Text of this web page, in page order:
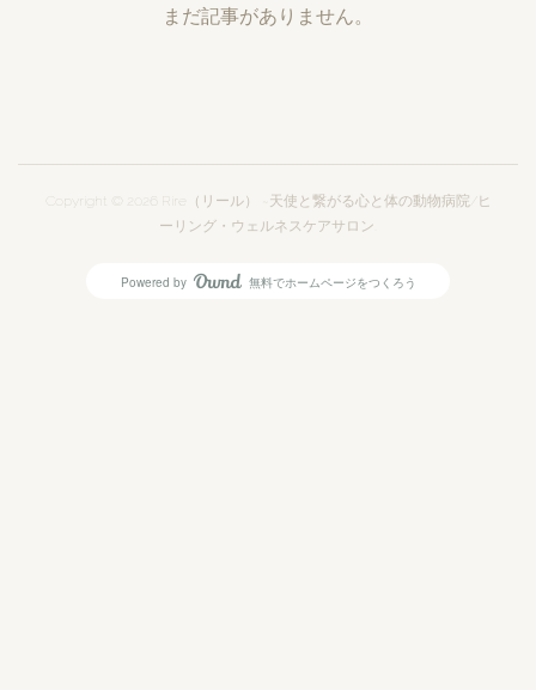
まだ記事がありません。
Copyright ©
Rire（リール） ~天使と繋がる心と体の動物病院/ヒ
ーリング・ウェルネスケアサロン
Powered by AmebaOwnd
無料でホームページをつくろう